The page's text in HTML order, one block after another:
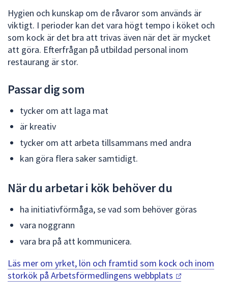
Hygien och kunskap om de råvaror som används är
viktigt. I perioder kan det vara högt tempo i köket och
som kock är det bra att trivas även när det är mycket
att göra. Efterfrågan på utbildad personal inom
restaurang är stor.
Passar dig som
tycker om att laga mat
är kreativ
tycker om att arbeta tillsammans med andra
kan göra flera saker samtidigt.
När du arbetar i kök behöver du
ha initiativförmåga, se vad som behöver göras
vara noggrann
vara bra på att kommunicera.
Läs mer om yrket, lön och framtid som kock och inom
storkök på Arbetsförmedlingens webbplats